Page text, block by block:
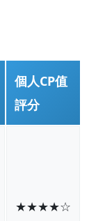
個人CP值
評分
★★★★☆